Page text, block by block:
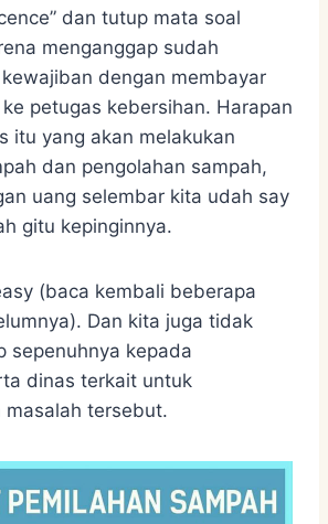
dan tutup mata soal
menganggap sudah
dengan membayar
petugas kebersihan. Harapan
itu yang akan melakukan
dan pengolahan sampah,
uang selembar kita udah say
gitu kepinginnya.
(baca kembali beberapa
Dan kita juga tidak
sepenuhnya kepada
dinas terkait untuk
masalah tersebut.